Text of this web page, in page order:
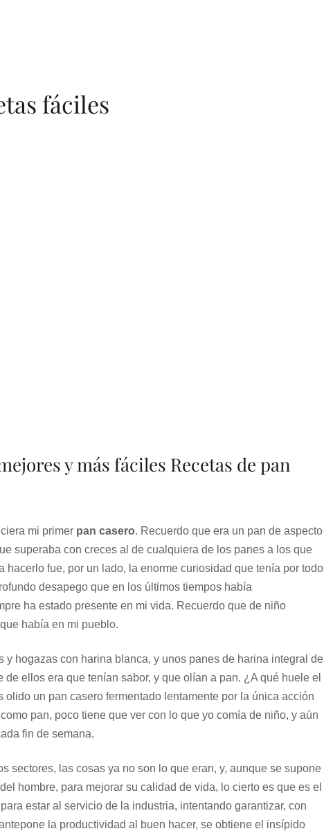
fáciles
y más fáciles Recetas de pan
mi primer pan casero. Recuerdo que era un pan de aspecto
superaba con creces al de cualquiera de los panes a los que
hacerlo fue, por un lado, la enorme curiosidad que tenía por todo
desapego que en los últimos tiempos había
ha estado presente en mi vida. Recuerdo que de niño
había en mi pueblo.
hogazas con harina blanca, y unos panes de harina integral de
ellos era que tenían sabor, y que olían a pan. ¿A qué huele el
un pan casero fermentado lentamente por la única acción
pan, poco tiene que ver con lo que yo comía de niño, y aún
fin de semana.
sectores, las cosas ya no son lo que eran, y, aunque se supone
hombre, para mejorar su calidad de vida, lo cierto es que es el
estar al servicio de la industria, intentando garantizar, con
la productividad al buen hacer, se obtiene el insípido